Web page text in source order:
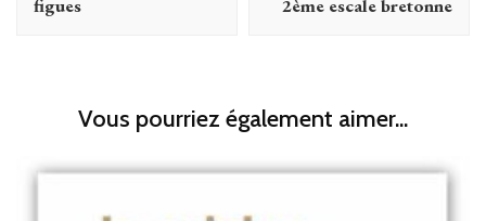
figues 2ème escale bretonne
Vous pourriez également aimer...